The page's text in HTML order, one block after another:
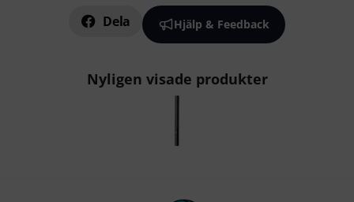
Dela Hjälp & Feedback
Nyligen visade produkter